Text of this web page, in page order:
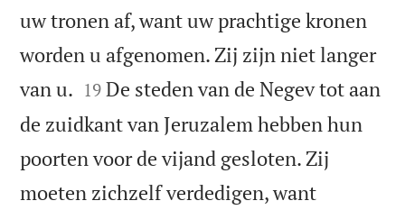
uw tronen af, want uw prachtige kronen
worden u afgenomen. Zij zijn niet langer
van u. 

19 De steden van de Negev tot aan
de zuidkant van Jeruzalem hebben hun
poorten voor de vijand gesloten. Zij
moeten zichzelf verdedigen, want